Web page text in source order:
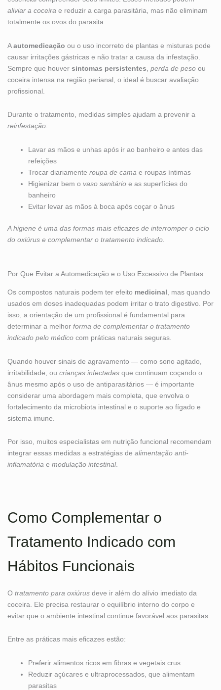
aliviar a coceira e reduzir a carga parasitária, mas não eliminam
totalmente os ovos do parasita.
Aautomedicação ou o uso incorreto de plantas e misturas pode
causar irritações gástricas e não tratar a causa da infestação.
Sempre que houver sintomas persistentes perda de peso ou
coceira intensa na região perianal, o ideal é buscar avaliação
profissional.
Durante o tratamento, medidas simples ajudam a prevenir a
reinfestação:
Lavar as mãos e unhas após ir ao banheiro e antes das
refeições
Trocar diariamente roupa de cama e roupas íntimas
Higienizar bem o vaso sanitário e as superfícies do
banheiro
Evitar levar as mãos à boca após coçar o ânus
A higiene é uma das formas mais eficazes de interromper o ciclo
do oxiúrus e complementar o tratamento indicado.
Por Que Evitar a Automedicação e o Uso Excessivo de Plantas
Os compostos naturais podem ter efeito medicinal, mas quando
usados em doses inadequadas podem irritar o trato digestivo. Por
isso, a orientação de um profissional é fundamental para
determinar a melhor forma de complementar o tratamento
indicado pelo médico com práticas naturais seguras.
Quando houver sinais de agravamento — como sono agitado,
irritabilidade, ou crianças infectadas que continuam coçando o
ânus mesmo após o uso de antiparasitários — é importante
considerar uma abordagem mais completa, que envolva o
fortalecimento da microbiota intestinal e o suporte ao fígado e
sistema imune.
Por isso, muitos especialistas em nutrição funcional recomendam
integrar essas medidas a estratégias de alimentação anti-
inflamatória e modulação intestinal.
Como Complementar o
Tratamento Indicado com
Hábitos Funcionais
O tratamento para oxiúrus deve ir além do alívio imediato da
coceira. Ele precisa restaurar o equilíbrio interno do corpo e
evitar que o ambiente intestinal continue favorável aos parasitas.
Entre as práticas mais eficazes estão:
Preferir alimentos ricos em fibras e vegetais crus
Reduzir açúcares e ultraprocessados, que alimentam
parasitas